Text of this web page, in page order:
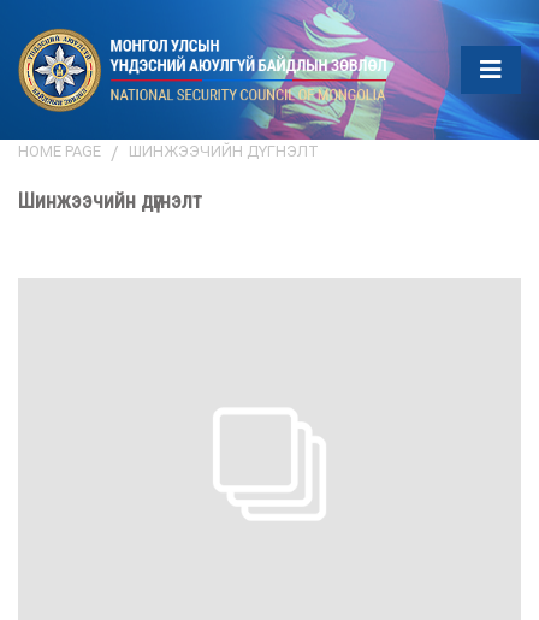
HOME PAGE ШИНЖЭЭЧИЙН ДҮГНЭЛТ
Шинжээчийн дүгнэлт